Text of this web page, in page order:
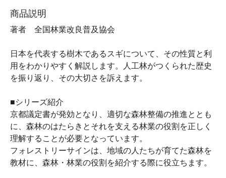
商品説明
著者 全国林業改良普及協会
日本を代表する樹木であるスギについて、その性質と利
用をわかりやすく解説します。人工林がつくられた歴史
を振り返り、その大切さを訴えます。
■シリーズ紹介
京都議定書が発効となり、適切な森林整備の推進ととも
に、森林のはたらきとそれを支える林業の役割を正しく
理解することが必要となっています。
フォレストリーサインは、地域の人たちが育てた森林を
教材に、森林・林業の役割を紹介する際に役立ちます。